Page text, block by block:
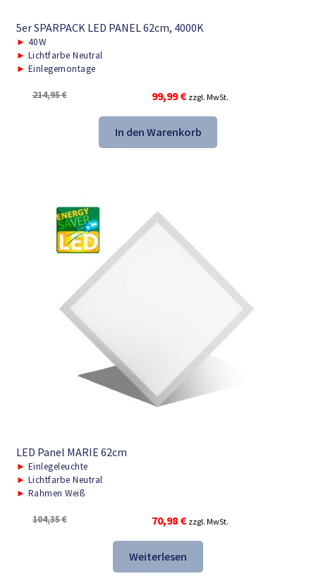
5er SPARPACK LED PANEL 62cm, 4000K
► 40W
► Lichtfarbe Neutral
► Einlegemontage
214,95€
Ursprünglicher
Preis
war:
214,95 €
99,99€Aktueller
Preis
ist:
99,99 €.
zzgl. MwSt.
In den Warenkorb
LED Panel MARIE 62cm
► Einlegeleuchte
► Lichtfarbe Neutral
► Rahmen Weiß
104,35€
Ursprünglicher
Preis
war:
104,35 €
70,98 €Aktueller
Preis
ist:
70,98 €.
zzgl. MwSt.
Weiterlesen